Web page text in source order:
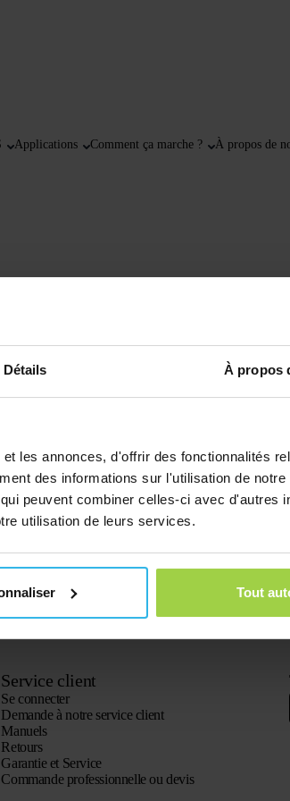
Détails À propos
les annonces, d'offrir des fonctionnalités
des informations sur l'utilisation de
peuvent combiner celles-ci avec d'autres
utilisation de leurs services.
Tout
Applications Comment ça marche ? À propos de
Service client
Se connecter
Demande à notre service client
Manuels
Retours
Garantie et Service
Commande professionnelle ou devis